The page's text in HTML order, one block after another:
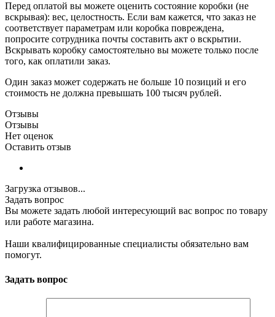
Перед оплатой вы можете оценить состояние коробки (не
вскрывая): вес, целостность. Если вам кажется, что заказ не
соответствует параметрам или коробка повреждена,
попросите сотрудника почты составить акт о вскрытии.
Вскрывать коробку самостоятельно вы можете только после
того, как оплатили заказ.
Один заказ может содержать не больше 10 позиций и его
стоимость не должна превышать 100 тысяч рублей.
Отзывы
Отзывы
Нет оценок
Оставить отзыв
Загрузка отзывов...
Задать вопрос
Вы можете задать любой интересующий вас вопрос по товару
или работе магазина.
Наши квалифицированные специалисты обязательно вам
помогут.
Задать вопрос